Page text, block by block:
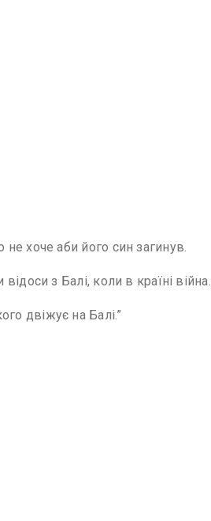
хоче аби його син загинув.
з Балі, коли в країні війна.
двіжує на Балі.”